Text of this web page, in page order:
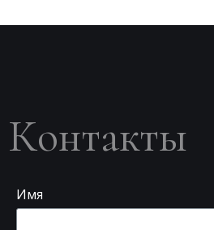
Контакты
Имя